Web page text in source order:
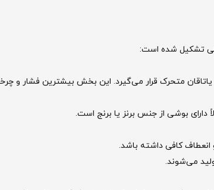
متحرک قرار می‌گیرد. این بخش بیشترین فشار و
بوشی از جنس برنز یا برنج است.
انعطاف کافی داشته باشد.
می‌شوند.